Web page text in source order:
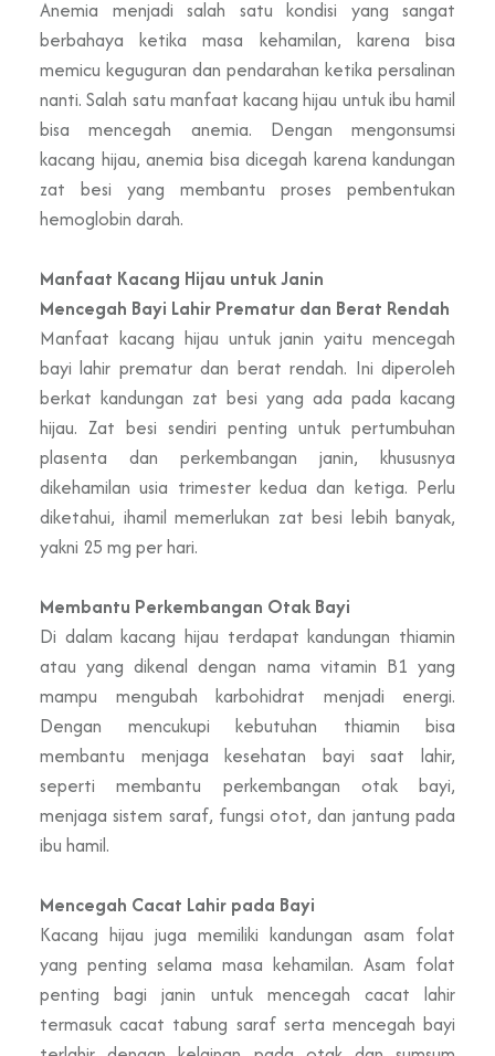
Anemia menjadi salah satu kondisi yang sangat
berbahaya ketika masa kehamilan, karena bisa
memicu keguguran dan pendarahan ketika persalinan
nanti. Salah satu manfaat kacang hijau untuk ibu hamil
bisa mencegah anemia. Dengan mengonsumsi
kacang hijau, anemia bisa dicegah karena kandungan
zat besi yang membantu proses pembentukan
hemoglobin darah.
Manfaat Kacang Hijau untuk Janin
Mencegah Bayi Lahir Prematur dan Berat Rendah
Manfaat kacang hijau untuk janin yaitu mencegah
bayi lahir prematur dan berat rendah. Ini diperoleh
berkat kandungan zat besi yang ada pada kacang
hijau. Zat besi sendiri penting untuk pertumbuhan
plasenta dan perkembangan janin, khususnya
dikehamilan usia trimester kedua dan ketiga. Perlu
diketahui, ihamil memerlukan zat besi lebih banyak,
yakni 25 mg per hari.
Membantu Perkembangan Otak Bayi
Di dalam kacang hijau terdapat kandungan thiamin
atau yang dikenal dengan nama vitamin B1 yang
mampu mengubah karbohidrat menjadi energi.
Dengan mencukupi kebutuhan thiamin bisa
membantu menjaga kesehatan bayi saat lahir,
seperti membantu perkembangan otak bayi,
menjaga sistem saraf, fungsi otot, dan jantung pada
ibu hamil.
Mencegah Cacat Lahir pada Bayi
Kacang hijau juga memiliki kandungan asam folat
yang penting selama masa kehamilan. Asam folat
penting bagi janin untuk mencegah cacat lahir
termasuk cacat tabung saraf serta mencegah bayi